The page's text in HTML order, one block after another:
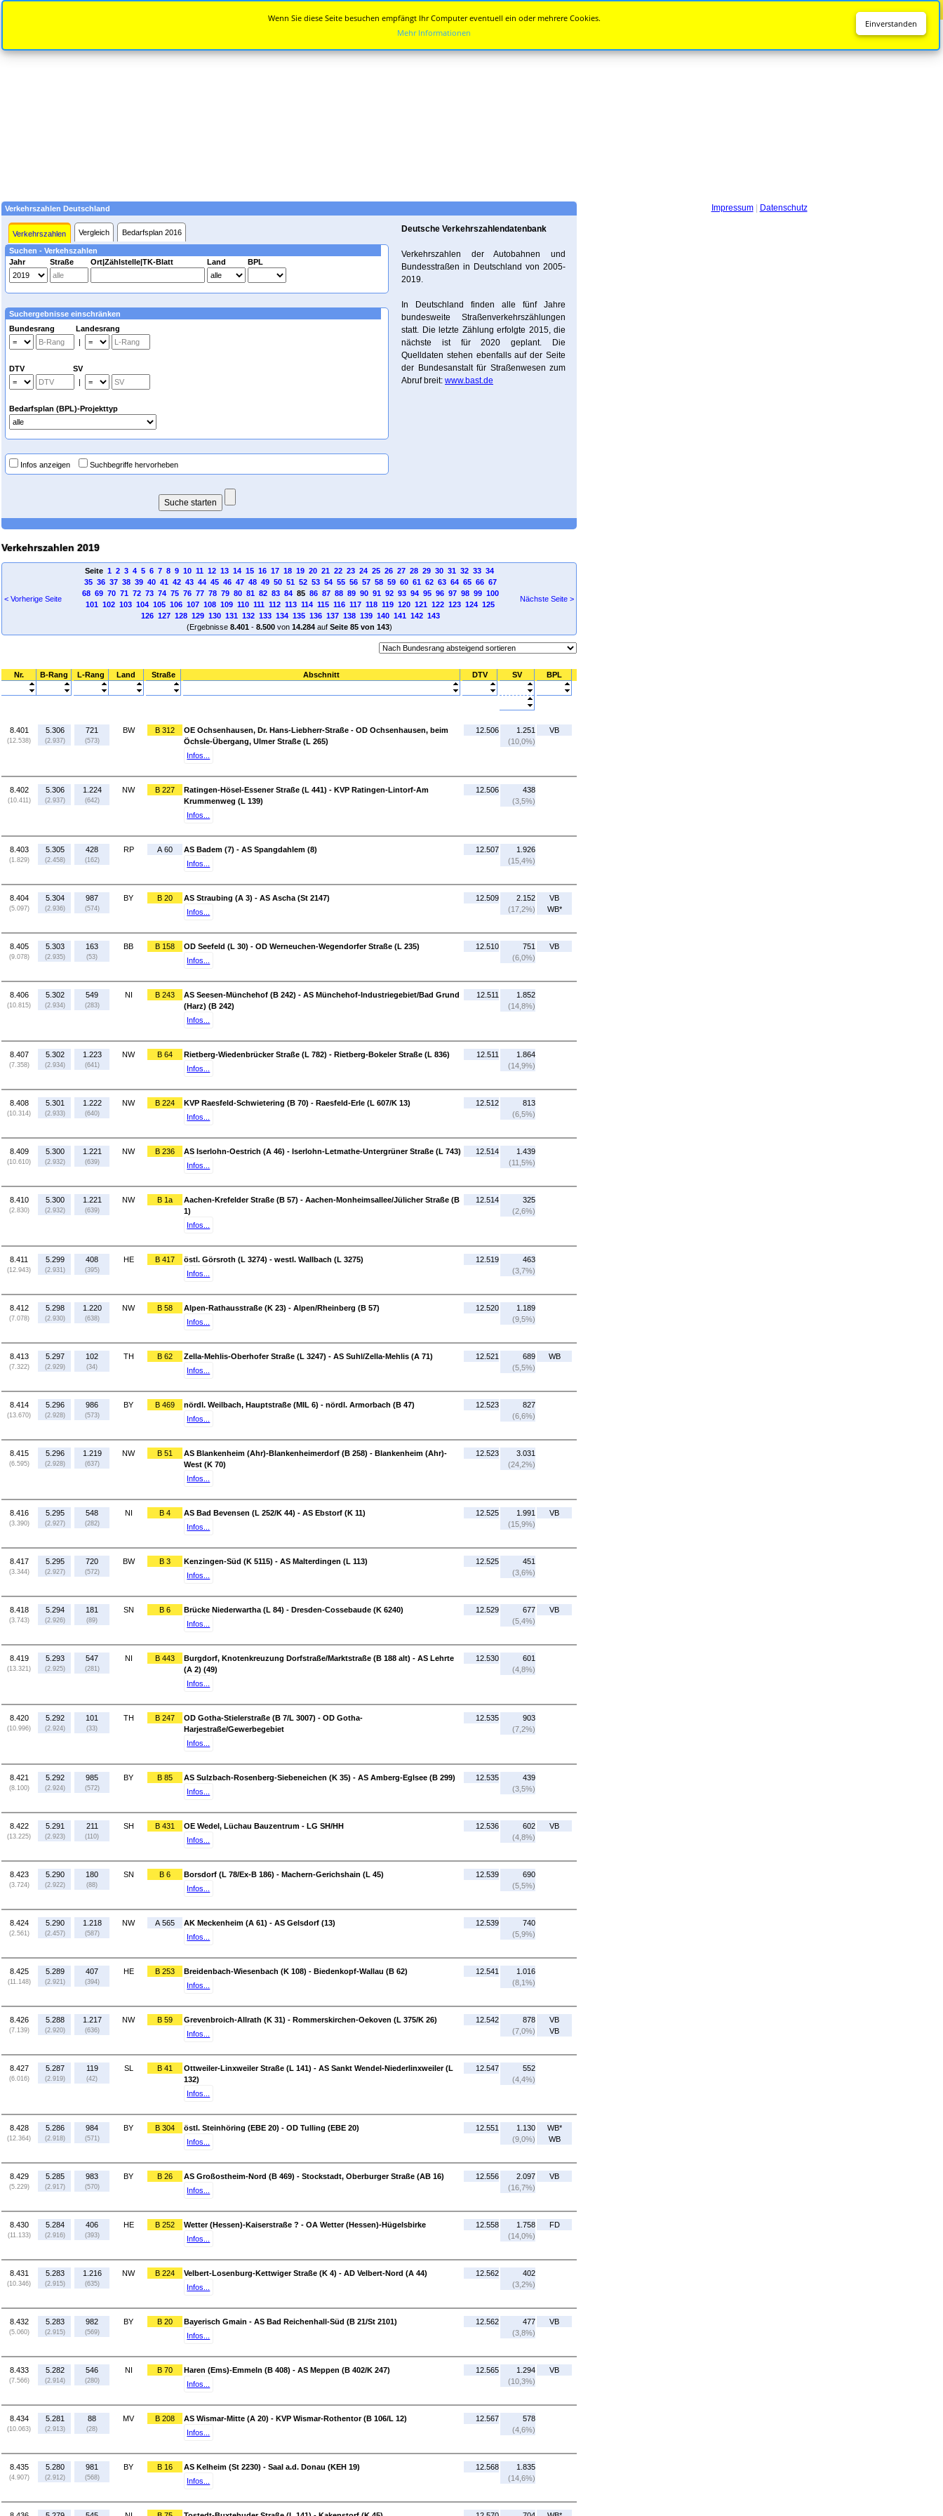
Verkehrszahlen Deutschland
Verkehrszahlen Vergleich Bedarfsplan 2016
Suchen - Verkehszahlen
Jahr
Straße Ort|Zählstelle|TK-Blatt Land BPL
Suchergebnisse einschränken
Bundesrang Landesrang
|
DTV SV
|
Bedarfsplan (BPL)-Projekttyp
Infos anzeigen Suchbegriffe hervorheben
Deutsche Verkehrszahlendatenbank
Verkehrszahlen der Autobahnen und
Bundesstraßen in Deutschland von 2005-
2019.
In Deutschland finden alle fünf Jahre
bundesweite Straßenverkehrszählungen
statt. Die letzte Zählung erfolgte 2015, die
nächste ist für 2020 geplant. Die
Quelldaten stehen ebenfalls auf der Seite
der Bundesanstalt für Straßenwesen zum
Abruf breit: www.bast.de
Verkehrszahlen 2019
< Vorherige Seite
Seite 1 2 3 4 5 6 7 8 9 10 11 12 13 14 15 16 17 18 19 20 21 22 23 24 25 26 27 28 29 30 31 32 33 34
35 36 37 38 39 40 41 42 43 44 45 46 47 48 49 50 51 52 53 54 55 56 57 58 59 60 61 62 63 64 65 66 67
68 69 70 71 72 73 74 75 76 77 78 79 80 81 82 83 8485 86 87 88 89 90 91 92 93 94 95 96 97 98 99 100
101 102 103 104 105 106 107 108 109 110 111 112 113 114 115 116 117 118 119 120 121 122 123 124 125
126 127 128 129 130 131 132 133 134 135 136 137 138 139 140 141 142 143
(Ergebnisse 8.401- 8.500von 14.284auf Seite 85 von 143)
Nächste Seite >
Nr. B-Rang L-Rang Land Straße Abschnitt DTV SV BPL
8.401
(12.538)
5.306
(2.937)
721
(573)
BW B 312
OE Ochsenhausen, Dr. Hans-Liebherr-Straße - OD Ochsenhausen, beim
Öchsle-Übergang, Ulmer Straße (L 265)
Infos...
12.506
1.251
(10,0%)
VB
8.402
(10.411)
5.306
(2.937)
1.224
(642)
NW B 227
Ratingen-Hösel-Essener Straße (L 441) - KVP Ratingen-Lintorf-Am
Krummenweg (L 139)
Infos...
12.506
438
(3,5%)
8.403
(1.829)
5.305
(2.458)
428
(162)
RP A 60
AS Badem (7) - AS Spangdahlem (8)
Infos...
12.507
1.926
(15,4%)
8.404
(5.097)
5.304
(2.936)
987
(574)
BY B 20
AS Straubing (A 3) - AS Ascha (St 2147)
Infos...
12.509
2.152
(17,2%)
VB
WB*
8.405
(9.078)
5.303
(2.935)
163
(53)
BB B 158
OD Seefeld (L 30) - OD Werneuchen-Wegendorfer Straße (L 235)
Infos...
12.510
751
(6,0%)
VB
8.406
(10.815)
5.302
(2.934)
549
(283)
NI B 243
AS Seesen-Münchehof (B 242) - AS Münchehof-Industriegebiet/Bad Grund
(Harz) (B 242)
Infos...
12.511
1.852
(14,8%)
8.407
(7.358)
5.302
(2.934)
1.223
(641)
NW B 64
Rietberg-Wiedenbrücker Straße (L 782) - Rietberg-Bokeler Straße (L 836)
Infos...
12.511
1.864
(14,9%)
8.408
(10.314)
5.301
(2.933)
1.222
(640)
NW B 224
KVP Raesfeld-Schwietering (B 70) - Raesfeld-Erle (L 607/K 13)
Infos...
12.512
813
(6,5%)
8.409
(10.610)
5.300
(2.932)
1.221
(639)
NW B 236
AS Iserlohn-Oestrich (A 46) - Iserlohn-Letmathe-Untergrüner Straße (L 743)
Infos...
12.514
1.439
(11,5%)
8.410
(2.830)
5.300
(2.932)
1.221
(639)
NW B 1a
Aachen-Krefelder Straße (B 57) - Aachen-Monheimsallee/Jülicher Straße (B
1)
Infos...
12.514
325
(2,6%)
8.411
(12.943)
5.299
(2.931)
408
(395)
HE B 417
östl. Görsroth (L 3274) - westl. Wallbach (L 3275)
Infos...
12.519
463
(3,7%)
8.412
(7.078)
5.298
(2.930)
1.220
(638)
NW B 58
Alpen-Rathausstraße (K 23) - Alpen/Rheinberg (B 57)
Infos...
12.520
1.189
(9,5%)
8.413
(7.322)
5.297
(2.929)
102
(34)
TH B 62
Zella-Mehlis-Oberhofer Straße (L 3247) - AS Suhl/Zella-Mehlis (A 71)
Infos...
12.521
689
(5,5%)
WB
8.414
(13.670)
5.296
(2.928)
986
(573)
BY B 469
nördl. Weilbach, Hauptstraße (MIL 6) - nördl. Armorbach (B 47)
Infos...
12.523
827
(6,6%)
8.415
(6.595)
5.296
(2.928)
1.219
(637)
NW B 51
AS Blankenheim (Ahr)-Blankenheimerdorf (B 258) - Blankenheim (Ahr)-
West (K 70)
Infos...
12.523
3.031
(24,2%)
8.416
(3.390)
5.295
(2.927)
548
(282)
NI B 4
AS Bad Bevensen (L 252/K 44) - AS Ebstorf (K 11)
Infos...
12.525
1.991
(15,9%)
VB
8.417
(3.344)
5.295
(2.927)
720
(572)
BW B 3
Kenzingen-Süd (K 5115) - AS Malterdingen (L 113)
Infos...
12.525
451
(3,6%)
8.418
(3.743)
5.294
(2.926)
181
(89)
SN B 6
Brücke Niederwartha (L 84) - Dresden-Cossebaude (K 6240)
Infos...
12.529
677
(5,4%)
VB
8.419
(13.321)
5.293
(2.925)
547
(281)
NI B 443
Burgdorf, Knotenkreuzung Dorfstraße/Marktstraße (B 188 alt) - AS Lehrte
(A 2) (49)
Infos...
12.530
601
(4,8%)
8.420
(10.996)
5.292
(2.924)
101
(33)
TH B 247
OD Gotha-Stielerstraße (B 7/L 3007) - OD Gotha-
Harjestraße/Gewerbegebiet
Infos...
12.535
903
(7,2%)
8.421
(8.100)
5.292
(2.924)
985
(572)
BY B 85
AS Sulzbach-Rosenberg-Siebeneichen (K 35) - AS Amberg-Eglsee (B 299)
Infos...
12.535
439
(3,5%)
8.422
(13.225)
5.291
(2.923)
211
(110)
SH B 431
OE Wedel, Lüchau Bauzentrum - LG SH/HH
Infos...
12.536
602
(4,8%)
VB
8.423
(3.724)
5.290
(2.922)
180
(88)
SN B 6
Borsdorf (L 78/Ex-B 186) - Machern-Gerichshain (L 45)
Infos...
12.539
690
(5,5%)
8.424
(2.561)
5.290
(2.457)
1.218
(587)
NW A 565
AK Meckenheim (A 61) - AS Gelsdorf (13)
Infos...
12.539
740
(5,9%)
8.425
(11.148)
5.289
(2.921)
407
(394)
HE B 253
Breidenbach-Wiesenbach (K 108) - Biedenkopf-Wallau (B 62)
Infos...
12.541
1.016
(8,1%)
8.426
(7.139)
5.288
(2.920)
1.217
(636)
NW B 59
Grevenbroich-Allrath (K 31) - Rommerskirchen-Oekoven (L 375/K 26)
Infos...
12.542
878
(7,0%)
VB
VB
8.427
(6.016)
5.287
(2.919)
119
(42)
SL B 41
Ottweiler-Linxweiler Straße (L 141) - AS Sankt Wendel-Niederlinxweiler (L
132)
Infos...
12.547
552
(4,4%)
8.428
(12.364)
5.286
(2.918)
984
(571)
BY B 304
östl. Steinhöring (EBE 20) - OD Tulling (EBE 20)
Infos...
12.551
1.130
(9,0%)
WB*
WB
8.429
(5.229)
5.285
(2.917)
983
(570)
BY B 26
AS Großostheim-Nord (B 469) - Stockstadt, Oberburger Straße (AB 16)
Infos...
12.556
2.097
(16,7%)
VB
8.430
(11.133)
5.284
(2.916)
406
(393)
HE B 252
Wetter (Hessen)-Kaiserstraße ? - OA Wetter (Hessen)-Hügelsbirke
Infos...
12.558
1.758
(14,0%)
FD
8.431
(10.346)
5.283
(2.915)
1.216
(635)
NW B 224
Velbert-Losenburg-Kettwiger Straße (K 4) - AD Velbert-Nord (A 44)
Infos...
12.562
402
(3,2%)
8.432
(5.060)
5.283
(2.915)
982
(569)
BY B 20
Bayerisch Gmain - AS Bad Reichenhall-Süd (B 21/St 2101)
Infos...
12.562
477
(3,8%)
VB
8.433
(7.566)
5.282
(2.914)
546
(280)
NI B 70
Haren (Ems)-Emmeln (B 408) - AS Meppen (B 402/K 247)
Infos...
12.565
1.294
(10,3%)
VB
8.434
(10.063)
5.281
(2.913)
88
(28)
MV B 208
AS Wismar-Mitte (A 20) - KVP Wismar-Rothentor (B 106/L 12)
Infos...
12.567
578
(4,6%)
8.435
(4.907)
5.280
(2.912)
981
(568)
BY B 16
AS Kelheim (St 2230) - Saal a.d. Donau (KEH 19)
Infos...
12.568
1.835
(14,6%)
Impressum| Datenschutz
Einverstanden
Wenn Sie diese Seite besuchen empfängt Ihr Computer eventuell ein oder mehrere Cookies.
Mehr Informationen